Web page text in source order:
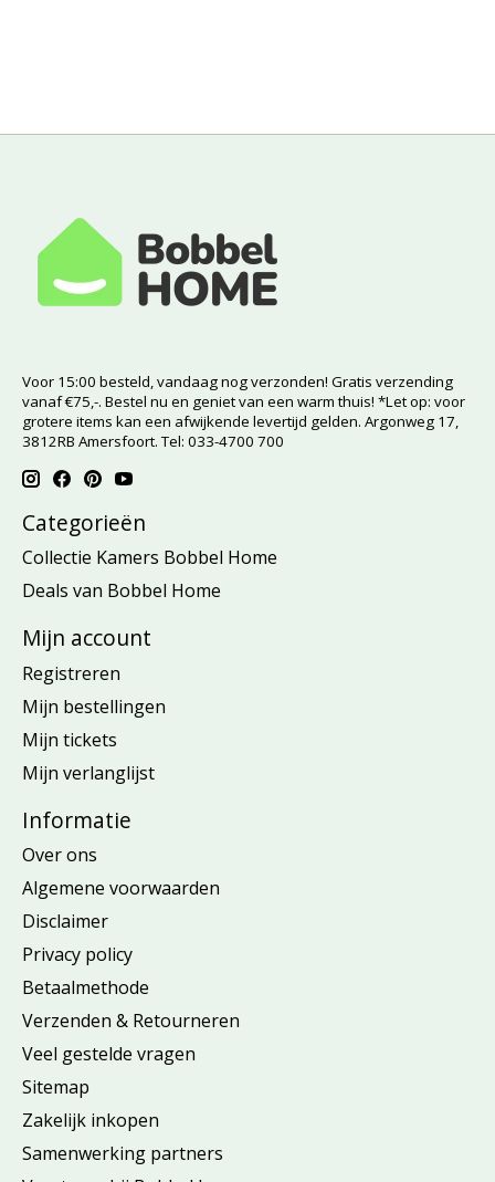
Voor 15:00 besteld, vandaag nog verzonden! Gratis verzending
vanaf €75,-. Bestel nu en geniet van een warm thuis! *Let op: voor
grotere items kan een afwijkende levertijd gelden. Argonweg 17,
3812RB Amersfoort. Tel: 033-4700 700
Categorieën
Collectie Kamers Bobbel Home
Deals van Bobbel Home
Mijn account
Registreren
Mijn bestellingen
Mijn tickets
Mijn verlanglijst
Informatie
Over ons
Algemene voorwaarden
Disclaimer
Privacy policy
Betaalmethode
Verzenden & Retourneren
Veel gestelde vragen
Sitemap
Zakelijk inkopen
Samenwerking partners